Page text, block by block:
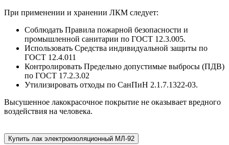
При применении и хранении ЛКМ следует:
Соблюдать Правила пожарной безопасности и
промышленной санитарии по ГОСТ 12.3.005.
Использовать Средства индивидуальной защиты по
ГОСТ 12.4.011
Контролировать Предельно допустимые выбросы (ПДВ)
по ГОСТ 17.2.3.02
Утилизировать отходы по СанПиН 2.1.7.1322-03.
Высушенное лакокрасочное покрытие не оказывает вредного
воздействия на человека.
Купить лак электроизоляционный МЛ-92